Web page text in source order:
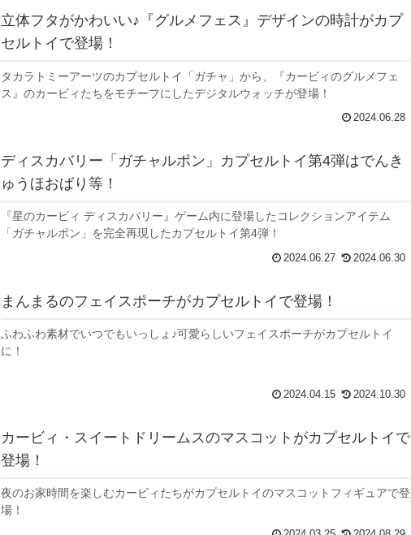
立体フタがかわいい♪『グルメフェス』デザインの時計がカプ
セルトイで登場！
タカラトミーアーツのカプセルトイ「ガチャ」から、『カービィのグルメフェ
ス』のカービィたちをモチーフにしたデジタルウォッチが登場！
2024.06.28
ディスカバリー「ガチャルポン」カプセルトイ第4弾はでんき
ゅうほおばり等！
『星のカービィ ディスカバリー』ゲーム内に登場したコレクションアイテム
「ガチャルポン」を完全再現したカプセルトイ第4弾！
2024.06.27 2024.06.30
まんまるのフェイスポーチがカプセルトイで登場！
ふわふわ素材でいつでもいっしょ♪可愛らしいフェイスポーチがカプセルトイ
に！
2024.04.15 2024.10.30
カービィ・スイートドリームスのマスコットがカプセルトイで
登場！
夜のお家時間を楽しむカービィたちがカプセルトイのマスコットフィギュアで登
場！